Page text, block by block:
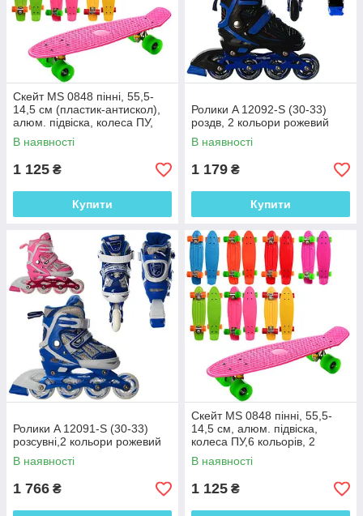
Скейт MS 0848 пінні, 55,5-
14,5 см (пластик-антискол),
алюм. підвіска, колеса ПУ,
підш608Z,6 кольорів,
В наявності
1 125 ₴
Купити
Ролики A 12092-S (30-33)
роздв, 2 кольори рожевий
В наявності
1 179 ₴
Купити
Ролики A 12091-S (30-33)
розсувні,2 кольори рожевий
В наявності
1 766 ₴
Скейт MS 0848 пінні, 55,5-
14,5 см, алюм. підвіска,
колеса ПУ,6 кольорів, 2
різновиди, одноразовий, у
кульці,
В наявності
1 125 ₴